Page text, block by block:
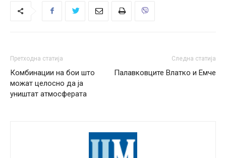
Претходна статија
Комбинации на бои што
можат целосно да ја
уништат атмосферата
Следна статија
Палавковците Влатко и Емче